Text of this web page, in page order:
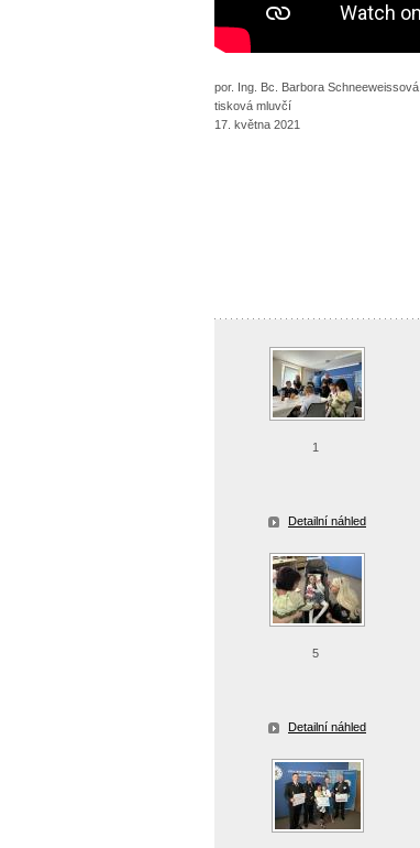
por. Ing. Bc. Barbora Schneeweissová
tisková mluvčí
17. května 2021
1
Detailní náhled
5
Detailní náhled